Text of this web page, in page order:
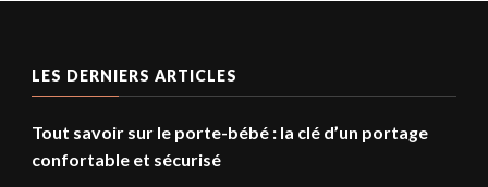
LES DERNIERS ARTICLES
Tout savoir sur le porte-bébé : la clé d’un portage
confortable et sécurisé